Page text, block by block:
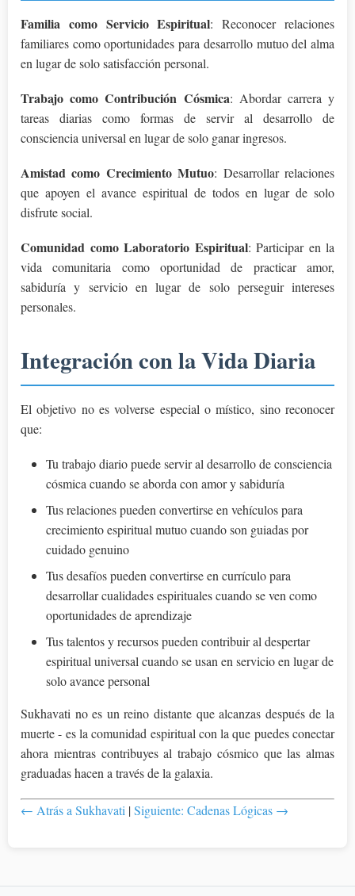
Familia como Servicio Espiritual: Reconocer relaciones
familiares como oportunidades para desarrollo mutuo del alma
en lugar de solo satisfacción personal.
Trabajo como Contribución Cósmica: Abordar carrera y
tareas diarias como formas de servir al desarrollo de
consciencia universal en lugar de solo ganar ingresos.
Amistad como Crecimiento Mutuo: Desarrollar relaciones
que apoyen el avance espiritual de todos en lugar de solo
disfrute social.
Comunidad como Laboratorio Espiritual: Participar en la
vida comunitaria como oportunidad de practicar amor,
sabiduría y servicio en lugar de solo perseguir intereses
personales.
Integración con la Vida Diaria
El objetivo no es volverse especial o místico, sino reconocer
que:
Tu trabajo diario puede servir al desarrollo de consciencia
cósmica cuando se aborda con amor y sabiduría
Tus relaciones pueden convertirse en vehículos para
crecimiento espiritual mutuo cuando son guiadas por
cuidado genuino
Tus desafíos pueden convertirse en currículo para
desarrollar cualidades espirituales cuando se ven como
oportunidades de aprendizaje
Tus talentos y recursos pueden contribuir al despertar
espiritual universal cuando se usan en servicio en lugar de
solo avance personal
Sukhavati no es un reino distante que alcanzas después de la
muerte - es la comunidad espiritual con la que puedes conectar
ahora mientras contribuyes al trabajo cósmico que las almas
graduadas hacen a través de la galaxia.
← Atrás a Sukhavati |Siguiente: Cadenas Lógicas →